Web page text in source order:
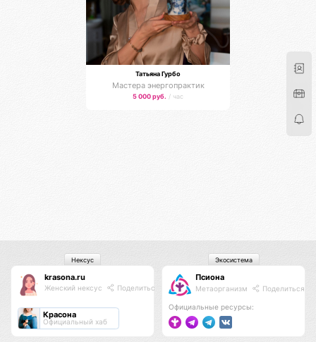
Татьяна Гурбо
Мастера энергопрактик
5 000 руб. / час
krasona.ru
Женский нексус Поделиться
Красона
Официальный хаб
Нексус
Псиона
Метаорганизм Поделиться
Официальные ресурсы:
Экосистема